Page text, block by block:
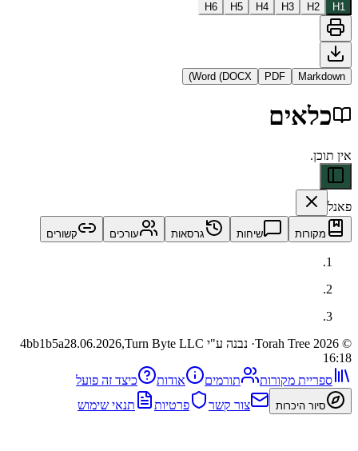
H3
H4
H5
H6
PDF
Word (DOCX)
שיחות גרסאות עורכים קשורים
· נבנה ע"י Turn Byte LLC 4bb1b5a28.06.2026,
מקורות תורמים אודות כיצד זה פועל
היכרות צור קשר פרטיות תנאי שימוש